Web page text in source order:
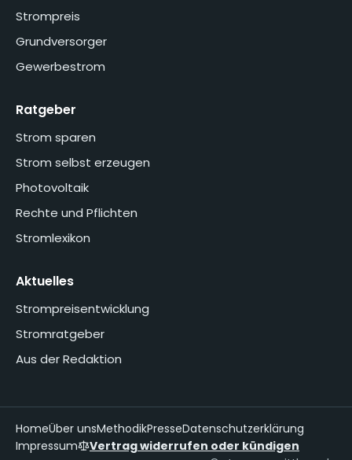
Strompreis
Grundversorger
Gewerbestrom
Ratgeber
Strom sparen
Strom selbst erzeugen
Photovoltaik
Rechte und Pflichten
Stromlexikon
Aktuelles
Strompreisentwicklung
Stromratgeber
Aus der Redaktion
HomeÜber unsMethodikPresseDatenschutzerklärung
Impressum
Vertrag widerrufen oder kündigen